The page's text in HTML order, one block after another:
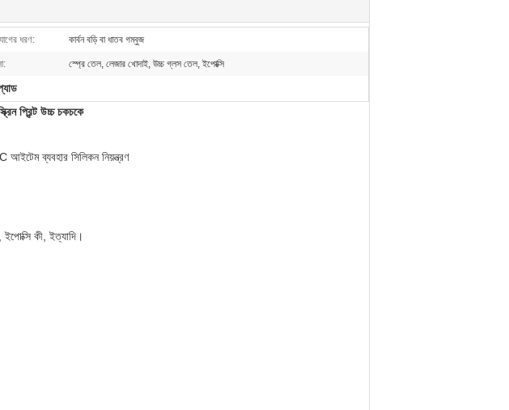
ধরণ: কার্বন বড়ি বা ধাতব গম্বুজ
স্প্রে তেল, লেজার খোদাই, উচ্চ গ্লস তেল, ইপোক্সি
প্রিন্ট উচ্চ চকচকে
ব্যবহার সিলিকন নিয়ন্ত্রণ
কী, ইত্যাদি।